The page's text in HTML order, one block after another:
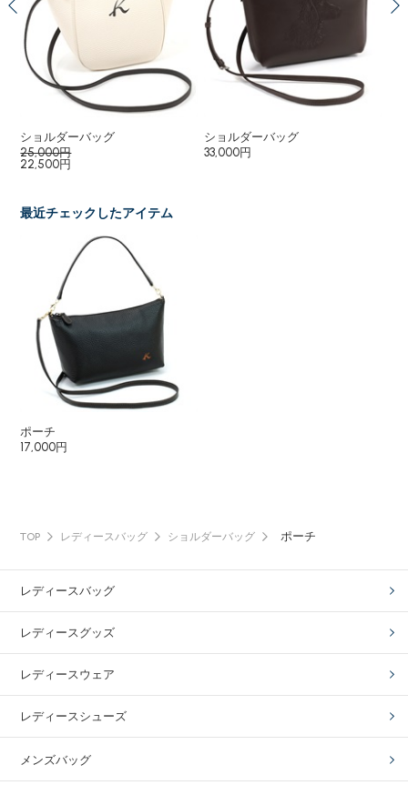
ショルダーバッグ
25,000円
22,500円
ショルダーバッグ
33,000円
最近チェックしたアイテム
ポーチ
17,000円
TOP レディースバッグ ショルダーバッグ ポーチ
レディースバッグ
レディースグッズ
レディースウェア
レディースシューズ
メンズバッグ